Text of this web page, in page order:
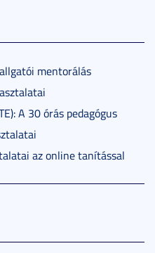
mentorálás
A 30 órás pedagógus
az online tanítással